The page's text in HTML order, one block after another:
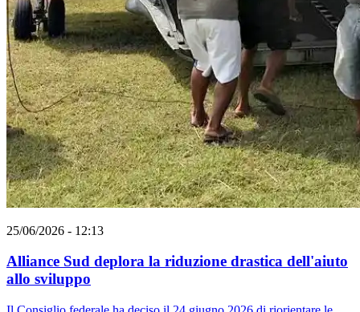
25/06/2026 - 12:13
Alliance Sud deplora la riduzione drastica dell'aiuto
allo sviluppo